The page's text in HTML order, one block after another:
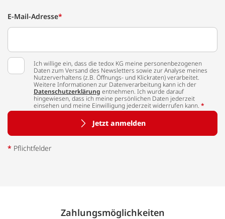
E-Mail-Adresse*
Ich willige ein, dass die tedox KG meine personenbezogenen
Daten zum Versand des Newsletters sowie zur Analyse meines
Nutzerverhaltens (z.B. Öffnungs- und Klickraten) verarbeitet.
Weitere Informationen zur Datenverarbeitung kann ich der
Datenschutzerklärung entnehmen. Ich wurde darauf
hingewiesen, dass ich meine persönlichen Daten jederzeit
einsehen und meine Einwilligung jederzeit widerrufen kann. *
Jetzt anmelden
* Pflichtfelder
Zahlungs­möglich­keiten